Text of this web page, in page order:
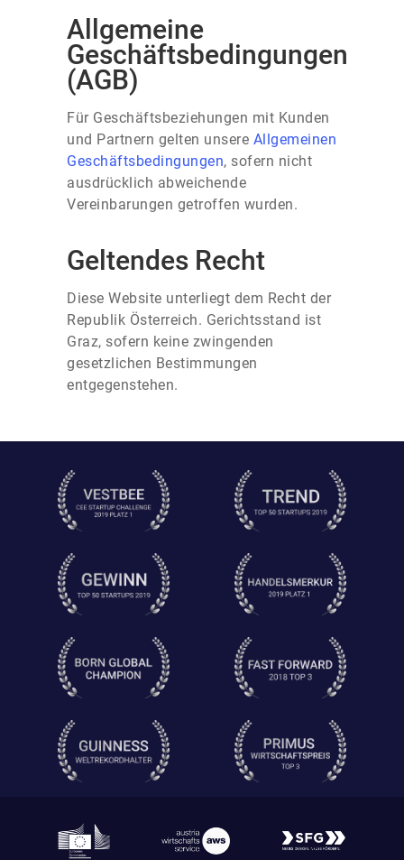
Allgemeine
Geschäftsbedingungen
(AGB)
Für Geschäftsbeziehungen mit Kunden
und Partnern gelten unsere Allgemeinen
Geschäftsbedingungen, sofern nicht
ausdrücklich abweichende
Vereinbarungen getroffen wurden.
Geltendes Recht
Diese Website unterliegt dem Recht der
Republik Österreich. Gerichtsstand ist
Graz, sofern keine zwingenden
gesetzlichen Bestimmungen
entgegenstehen.